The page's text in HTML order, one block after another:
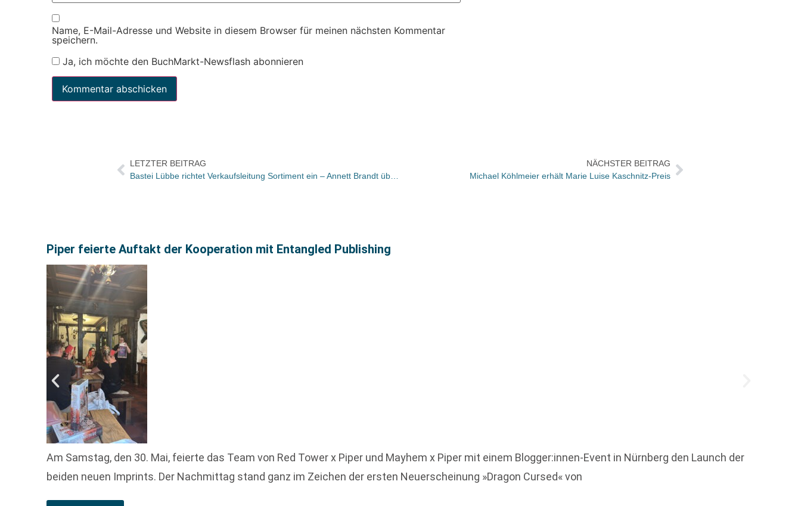
Name, E-Mail-Adresse und Website in diesem Browser für meinen nächsten Kommentar
speichern.
Ja, ich möchte den BuchMarkt-Newsflash abonnieren
LETZTER BEITRAG
Bastei Lübbe richtet Verkaufsleitung Sortiment ein – Annett Brandt übernimmt
NÄCHSTER BEITRAG
Michael Köhlmeier erhält Marie Luise Kaschnitz-Preis
Piper feierte Auftakt der Kooperation mit Entangled Publishing
Am Samstag, den 30. Mai, feierte das Team von Red Tower x Piper und Mayhem x Piper mit einem Blogger:innen-Event in Nürnberg den Launch der
beiden neuen Imprints. Der Nachmittag stand ganz im Zeichen der ersten Neuerscheinung »Dragon Cursed« von